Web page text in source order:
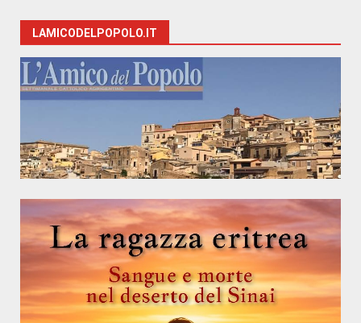
LAMICODELPOPOLO.IT